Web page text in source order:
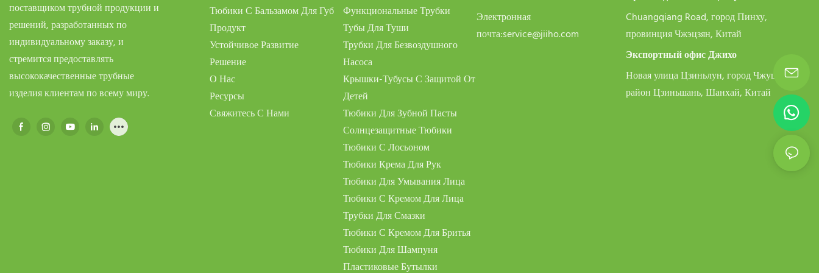
поставщиком трубной продукции и
решений, разработанных по
индивидуальному заказу, и
стремится предоставлять
высококачественные трубные
изделия клиентам по всему миру.
Тюбики С Бальзамом Для Губ
Продукт
Устойчивое Развитие
Решение
О Нас
Ресурсы
Свяжитесь С Нами
Функциональные Трубки
Тубы Для Туши
Трубки Для Безвоздушного
Насоса
Крышки-Тубусы С Защитой От
Детей
Тюбики Для Зубной Пасты
Солнцезащитные Тюбики
Тюбики С Лосьоном
Тюбики Крема Для Рук
Тюбики Для Умывания Лица
Тюбики С Кремом Для Лица
Трубки Для Смазки
Тюбики С Кремом Для Бритья
Тюбики Для Шампуня
Пластиковые Бутылки
Электронная
почта:service@jiiho.com
Chuangqiang Road, город Пинху,
провинция Чжэцзян, Китай
Экспортный офис Джихо
Новая улица Цзиньлун, город Чжуцзин,
район Цзиньшань, Шанхай, Китай